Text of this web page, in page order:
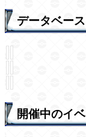
データベース
開催中のイ